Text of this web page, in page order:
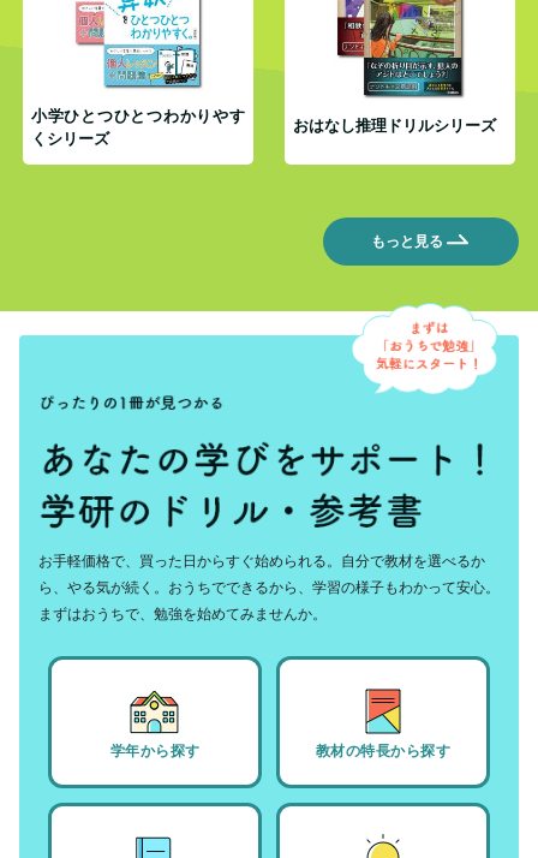
小学ひとつひとつわかりやす
くシリーズ
おはなし推理ドリルシリーズ
もっと見る
お手軽価格で、買った日からすぐ始められる。自分で教材を選べるか
ら、やる気が続く。おうちでできるから、学習の様子もわかって安心。
まずはおうちで、勉強を始めてみませんか。
学年から探す 教材の特長から探す